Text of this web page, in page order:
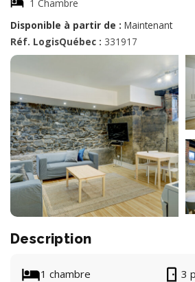
1 Chambre
Disponible à partir de : Maintenant
Réf. LogisQuébec : 331917
Description
1 chambre 3